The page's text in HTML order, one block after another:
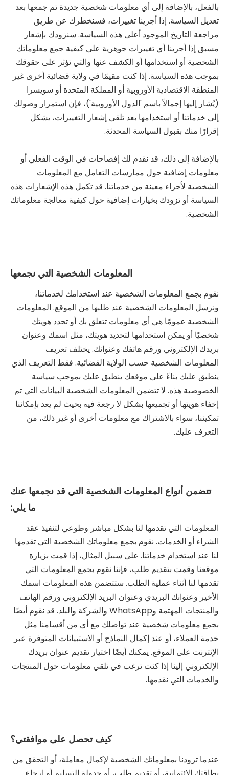
بالفعل، بالإضافة إلى أي معلومات شخصية جديدة تم جمعها بعد
تعديل السياسة. إذا أجرينا تغييرات، فسنخطرك عن طريق
مراجعة التاريخ الموجود أعلى هذه السياسة. سنزودك بإشعار
مسبق إذا أجرينا أي تغييرات جوهرية على كيفية جمع معلوماتك
الشخصية أو استخدامها أو الكشف عنها والتي تؤثر على حقوقك
بموجب هذه السياسة. إذا كنت مقيمًا في ولاية قضائية أخرى غير
المنطقة الاقتصادية الأوروبية أو المملكة المتحدة أو سويسرا
(يُشار إليها إجمالاً باسم 'الدول الأوروبية')، فإن استمرار وصولك
إلى خدماتنا أو استخدامها بعد تلقي إشعار التغييرات، يشكل
إقرارًا منك بقبول السياسة المحدثة.
بالإضافة إلى ذلك، قد نقدم لك إفصاحات في الوقت الفعلي أو
معلومات إضافية حول ممارسات التعامل مع المعلومات
الشخصية لأجزاء معينة من خدماتنا. قد تكمل هذه الإشعارات هذه
السياسة أو تزودك بخيارات إضافية حول كيفية معالجة معلوماتك
الشخصية.
المعلومات الشخصية التي نجمعها
نقوم بجمع المعلومات الشخصية عند استخدامك لخدماتنا،
ونرسل المعلومات الشخصية عند طلبها من الموقع. المعلومات
الشخصية عمومًا هي أي معلومات تتعلق بك أو تحدد هويتك
شخصيًا أو يمكن استخدامها لتحديد هويتك، مثل اسمك وعنوان
بريدك الإلكتروني ورقم هاتفك وعنوانك. يختلف تعريف
المعلومات الشخصية حسب الولاية القضائية. فقط التعريف الذي
ينطبق عليك بناءً على موقعك ينطبق عليك بموجب سياسة
الخصوصية هذه. لا تتضمن المعلومات الشخصية البيانات التي تم
إخفاء هويتها أو تجميعها بشكل لا رجعة فيه بحيث لم يعد بإمكاننا
تمكيننا، سواء بالاشتراك مع معلومات أخرى أو غير ذلك، من
التعرف عليك.
تتضمن أنواع المعلومات الشخصية التي قد نجمعها عنك
ما يلي:
المعلومات التي تقدمها لنا بشكل مباشر وطوعي لتنفيذ عقد
الشراء أو الخدمات. نقوم بجمع معلوماتك الشخصية التي تقدمها
لنا عند استخدام خدماتنا. على سبيل المثال، إذا قمت بزيارة
موقعنا وقمت بتقديم طلب، فإننا نقوم بجمع المعلومات التي
تقدمها لنا أثناء عملية الطلب. ستتضمن هذه المعلومات اسمك
الأخير وعنوانك البريدي وعنوان البريد الإلكتروني ورقم الهاتف
والمنتجات المهتمة وWhatsApp والشركة والبلد. قد نقوم أيضًا
بجمع معلومات شخصية عند تواصلك مع أي من أقسامنا مثل
خدمة العملاء، أو عند إكمال النماذج أو الاستبيانات المتوفرة عبر
الإنترنت على الموقع. يمكنك أيضًا اختيار تقديم عنوان بريدك
الإلكتروني إلينا إذا كنت ترغب في تلقي معلومات حول المنتجات
والخدمات التي نقدمها.
كيف تحصل على موافقتي؟
عندما تزودنا بمعلوماتك الشخصية لإكمال معاملة، أو التحقق من